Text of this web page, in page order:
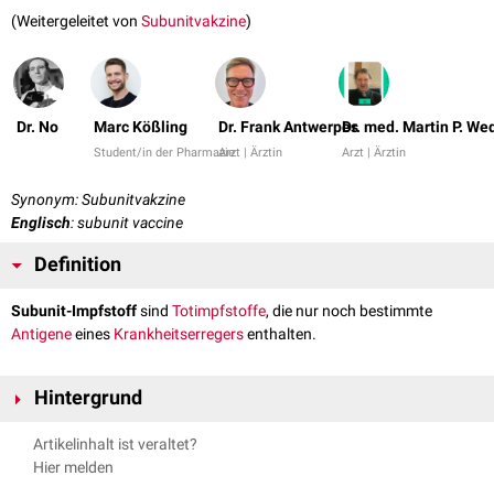
(Weitergeleitet von Subunitvakzine)
Dr. No Marc Kößling
Student/in der Pharmazie
Dr. Frank Antwerpes
Arzt | Ärztin
Dr. med. Martin P.
Arzt | Ärztin
Synonym: Subunitvakzine
Englisch: subunit vaccine
Definition
Subunit-Impfstoffsind Totimpfstoffe, die nur noch bestimmte
Antigeneeines Krankheitserregersenthalten.
Hintergrund
Subunitvakzinen erzeugen wie
Reinigung des Erregers weniger
Artikelinhalt ist veraltet?
Hier melden